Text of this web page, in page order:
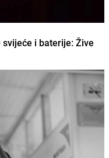
i baterije: Žive